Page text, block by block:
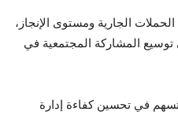
الجارية ومستوى الإنجاز،
المشاركة المجتمعية في
في تحسين كفاءة إدارة